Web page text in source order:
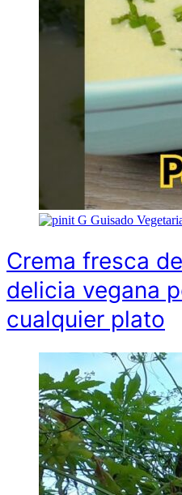
G Guisado
Crema fresca
delicia vegana
cualquier plato